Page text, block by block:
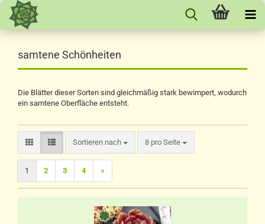
samtene Schönheiten
Die Blätter dieser Sorten sind gleichmäßig stark bewimpert, wodurch
ein samtene Oberfläche entsteht.
Sortieren nach
Sortieren nach 8 pro Seite
pro Seite
1 2 3 4 »